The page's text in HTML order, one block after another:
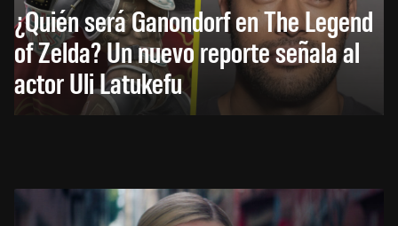
¿Quién será Ganondorf en The Legend
of Zelda? Un nuevo reporte señala al
actor Uli Latukefu